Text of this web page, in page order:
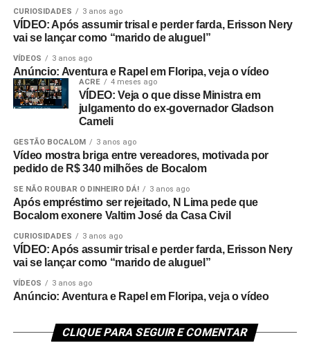
CURIOSIDADES 3 anos ago
VÍDEO: Após assumir trisal e perder farda, Erisson Nery
vai se lançar como “marido de aluguel”
VÍDEOS 3 anos ago
Anúncio: Aventura e Rapel em Floripa, veja o vídeo
ACRE 4 meses ago
VÍDEO: Veja o que disse Ministra em
julgamento do ex-governador Gladson
Cameli
GESTÃO BOCALOM 3 anos ago
Vídeo mostra briga entre vereadores, motivada por
pedido de R$ 340 milhões de Bocalom
SE NÃO ROUBAR O DINHEIRO DÁ! 3 anos ago
Após empréstimo ser rejeitado, N Lima pede que
Bocalom exonere Valtim José da Casa Civil
CURIOSIDADES 3 anos ago
VÍDEO: Após assumir trisal e perder farda, Erisson Nery
vai se lançar como “marido de aluguel”
VÍDEOS 3 anos ago
Anúncio: Aventura e Rapel em Floripa, veja o vídeo
CLIQUE PARA SEGUIR E COMENTAR